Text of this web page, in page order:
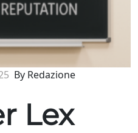
By Redazione
Lex